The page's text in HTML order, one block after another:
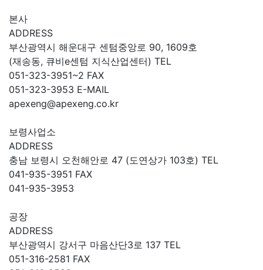
본사
ADDRESS
부산광역시 해운대구 센텀중앙로 90, 1609호
(재송동, 큐비e센텀 지식산업센터) TEL
051-323-3951~2 FAX
051-323-3953 E-MAIL
apexeng@apexeng.co.kr
보령사업소
ADDRESS
충남 보령시 오천해안로 47 (도연상가 103호) TEL
041-935-3951 FAX
041-935-3953
공장
ADDRESS
부산광역시 강서구 마음산단3로 137 TEL
051-316-2581 FAX